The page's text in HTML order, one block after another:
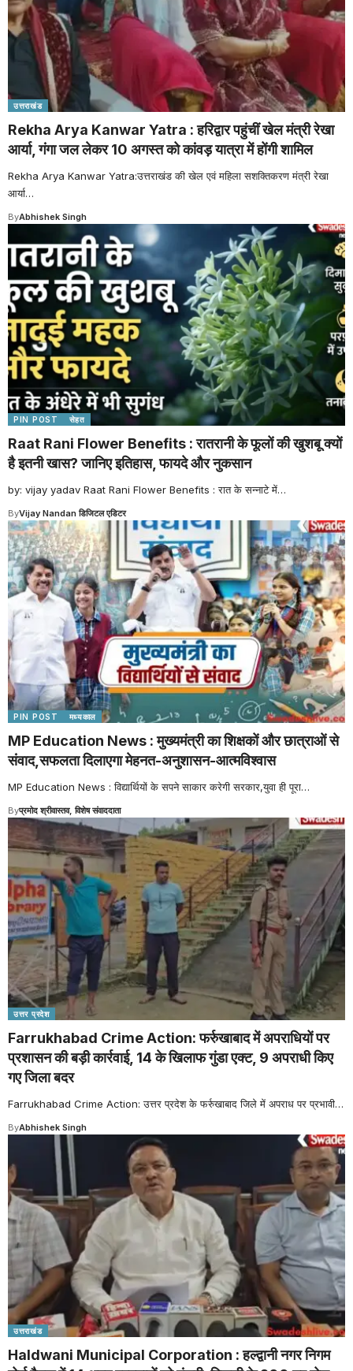
उत्तराखंड
Rekha Arya Kanwar Yatra : हरिद्वार पहुंचीं खेल मंत्री रेखा
आर्या, गंगा जल लेकर 10 अगस्त को कांवड़ यात्रा में होंगी शामिल
Rekha Arya Kanwar Yatra:उत्तराखंड की खेल एवं महिला सशक्तिकरण मंत्री रेखा
आर्या…
ByAbhishek Singh
PIN POST सेहत
Raat Rani Flower Benefits : रातरानी के फूलों की खुशबू क्यों
है इतनी खास? जानिए इतिहास, फायदे और नुकसान
by: vijay yadav Raat Rani Flower Benefits : रात के सन्नाटे में…
ByVijay Nandan डिजिटल एडिटर
PIN POST मध्यकाल
MP Education News : मुख्यमंत्री का शिक्षकों और छात्राओं से
संवाद,सफलता दिलाएगा मेहनत-अनुशासन-आत्मविश्वास
MP Education News : विद्यार्थियों के सपने साकार करेगी सरकार,युवा ही पूरा…
Byप्रमोद श्रीवास्तव, विशेष संवाददाता
उत्तर प्रदेश
Farrukhabad Crime Action: फर्रुखाबाद में अपराधियों पर
प्रशासन की बड़ी कार्रवाई, 14 के खिलाफ गुंडा एक्ट, 9 अपराधी किए
गए जिला बदर
Farrukhabad Crime Action: उत्तर प्रदेश के फर्रुखाबाद जिले में अपराध पर प्रभावी…
ByAbhishek Singh
उत्तराखंड
Haldwani Municipal Corporation : हल्द्वानी नगर निगम